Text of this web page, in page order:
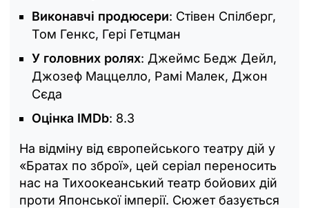
Виконавчі продюсери: Стівен Спілберг,
Том Генкс, Гері Гетцман
У головних ролях: Джеймс Бедж Дейл,
Джозеф Маццелло, Рамі Малек, Джон
Сєда
Оцінка IMDb: 8.3
На відміну від європейського театру дій у
«Братах по зброї», цей серіал переносить
нас на Тихоокеанський театр бойових дій
проти Японської імперії. Сюжет базується